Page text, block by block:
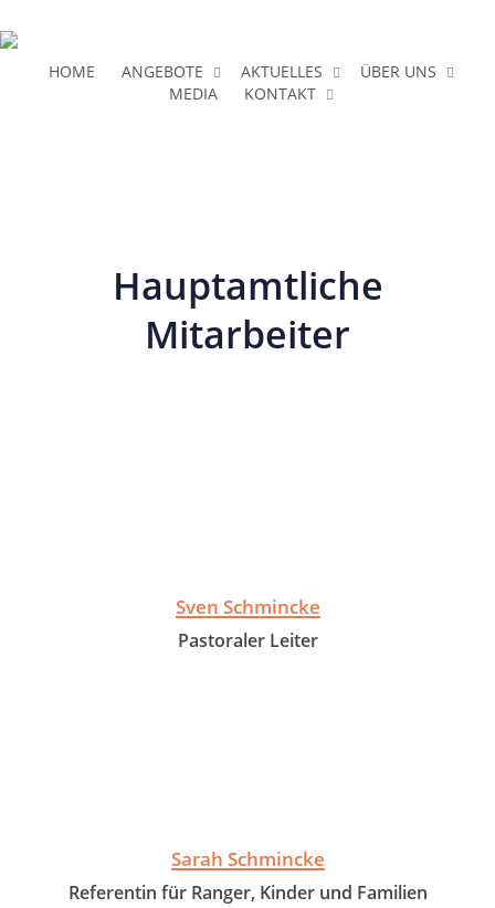
to
HOME ANGEBOTE AKTUELLES
ÜBER UNS
MEDIA
KONTAKT
Hauptamtliche
Mitarbeiter
Sven Schmincke
Pastoraler Leiter
Sarah Schmincke
Referentin für Ranger, Kinder und Familien